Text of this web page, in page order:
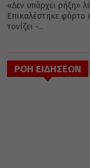
«Δεν υπάρχει ρήξη»
Επικαλέστηκε φόρτο
τονίζει -...
ΡΟΗ ΕΙΔΗΣΕΩΝ